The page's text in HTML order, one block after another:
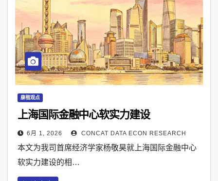
康楷观点
上海国际金融中心软实力建设
6月 1, 2026 CONCAT DATA ECON RESEARCH
本文为我司首席经济学家杨敬昊就上海国际金融中心
软实力建设的相…